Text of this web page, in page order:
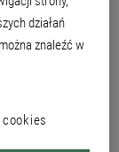
działań
znaleźć w